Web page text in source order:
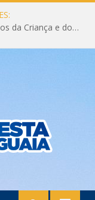
Eleição do Conselho Municipal dos Direitos da Criança e do Adolescente CMDCA 2026